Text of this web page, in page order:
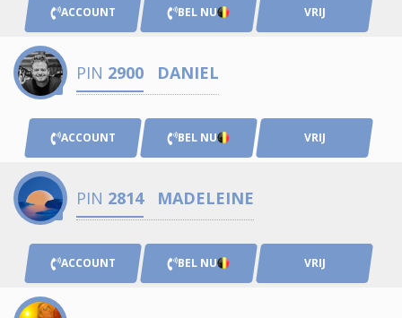
ACCOUNT BEL NU VRIJ
PIN 2900 DANIEL
ACCOUNT BEL NU VRIJ
PIN 2814 MADELEINE
ACCOUNT BEL NU VRIJ